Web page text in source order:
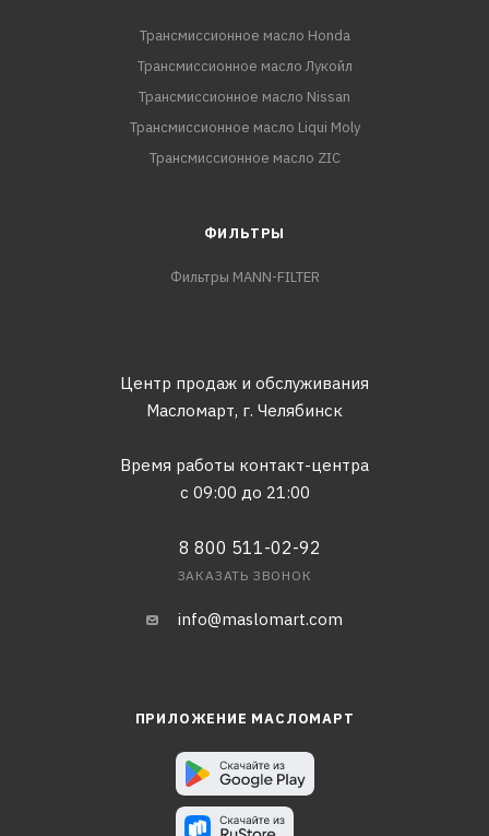
Трансмиссионное масло Honda
Трансмиссионное масло Лукойл
Трансмиссионное масло Nissan
Трансмиссионное масло Liqui Moly
Трансмиссионное масло ZIC
ФИЛЬТРЫ
Фильтры MANN-FILTER
Центр продаж и обслуживания
Масломарт, г. Челябинск
Время работы контакт-центра
с 09:00 до 21:00
8 800 511-02-92
ЗАКАЗАТЬ ЗВОНОК
info@maslomart.com
ПРИЛОЖЕНИЕ МАСЛОМАРТ